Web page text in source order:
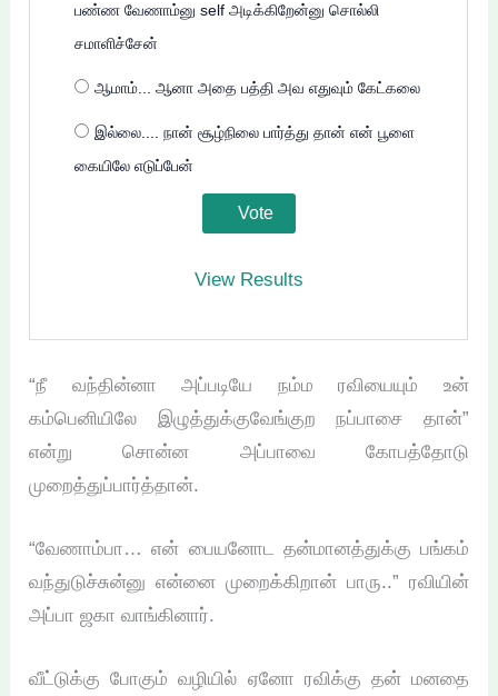
பண்ண வேணாம்னு self அடிக்கிறேன்னு சொல்லி
சமாளிச்சேன்
ஆமாம்... ஆனா அதை பத்தி அவ எதுவும் கேட்கலை
இல்லை.... நான் சூழ்நிலை பார்த்து தான் என் பூளை
கையிலே எடுப்பேன்
View Results
“நீ வந்தின்னா அப்படியே நம்ம ரவியையும் உன்
கம்பெனியிலே இழுத்துக்குவேங்குற நப்பாசை தான்”
என்று சொன்ன அப்பாவை கோபத்தோடு
முறைத்துப்பார்த்தான்.
“வேணாம்பா… என் பையனோட தன்மானத்துக்கு பங்கம்
வந்துடுச்சுன்னு என்னை முறைக்கிறான் பாரு..” ரவியின்
அப்பா ஜகா வாங்கினார்.
வீட்டுக்கு போகும் வழியில் ஏனோ ரவிக்கு தன் மனதை